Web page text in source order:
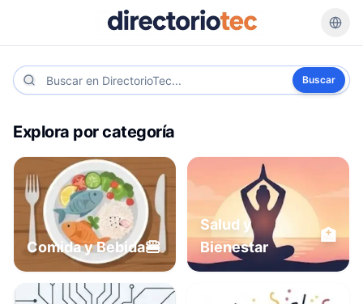
Buscar
Explora por categoría
Comida y Bebida🍔
Salud y
Bienestar
🏥